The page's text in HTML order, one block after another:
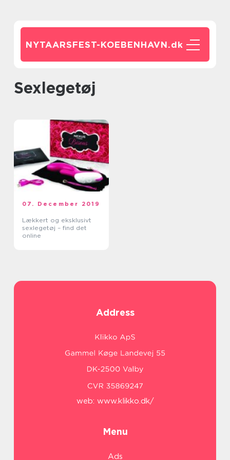
NYTAARSFEST-KOEBENHAVN.dk
sexlegetøj
07. December 2019
Lækkert og eksklusivt
sexlegetøj – find det
online
Address
web: www.klikko.dk/
Menu
Ads